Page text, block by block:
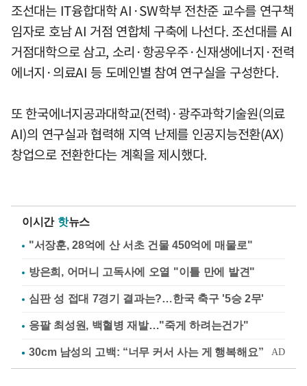
조선대는 IT융합대학 AI·SW학부 전찬준 교수를 연구책
임자로 호남 AI 거점 연합체 구축에 나선다. 조선대를 AI
거점대학으로 삼고, 소리·항공우주·신재생에너지·전력
에너지·의료AI 등 도메인별 참여 연구실을 구성한다.
또 한국에너지공과대학교(전력)·광주과학기술원(의료
AI)의 연구실과 협력해 지역 난제를 인공지능전환(AX)
창업으로 전환한다는 계획을 제시했다.
이시간 핫뉴스
"서장훈, 28억에 산 서초 건물 450억에 매물로"
방은희, 어머니 고독사에 오열 "이틀 만에 발견"
심판 성 접대 7경기 결과는?…한국 축구 '5승 2무'
응팔 최성원, 백혈병 재발…"죽게 하려는건가"